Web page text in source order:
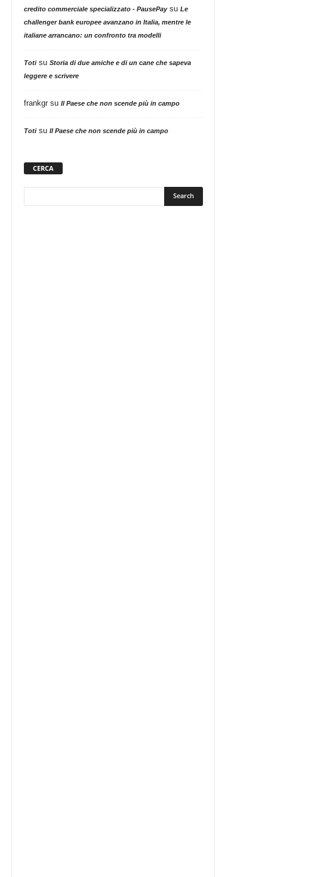
credito commerciale specializzato - PausePaysu Le
challenger bank europee avanzano in Italia, mentre le
italiane arrancano: un confronto tra modelli
Totisu Storia di due amiche e di un cane che sapeva
leggere e scrivere
frankgrsu Il Paese che non scende più in campo
Totisu Il Paese che non scende più in campo
CERCA